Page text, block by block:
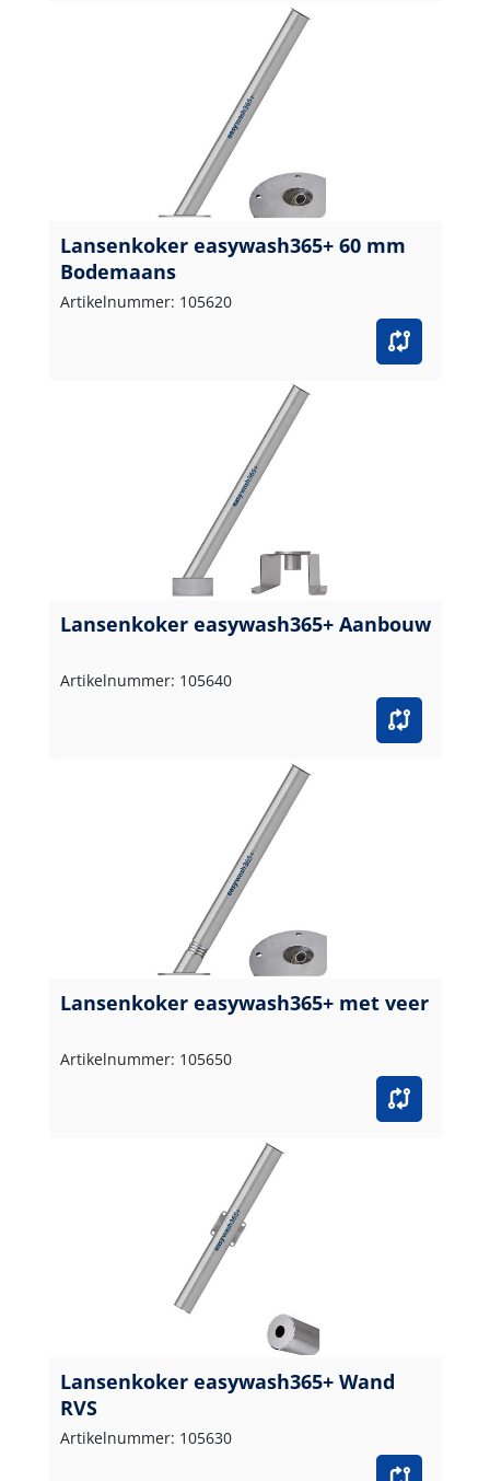
Lansenkoker easywash365+ 60 mm
Bodemaans
Artikelnummer: 105620
Lansenkoker easywash365+ Aanbouw
Artikelnummer: 105640
Lansenkoker easywash365+ met veer
Artikelnummer: 105650
Lansenkoker easywash365+ Wand
RVS
Artikelnummer: 105630